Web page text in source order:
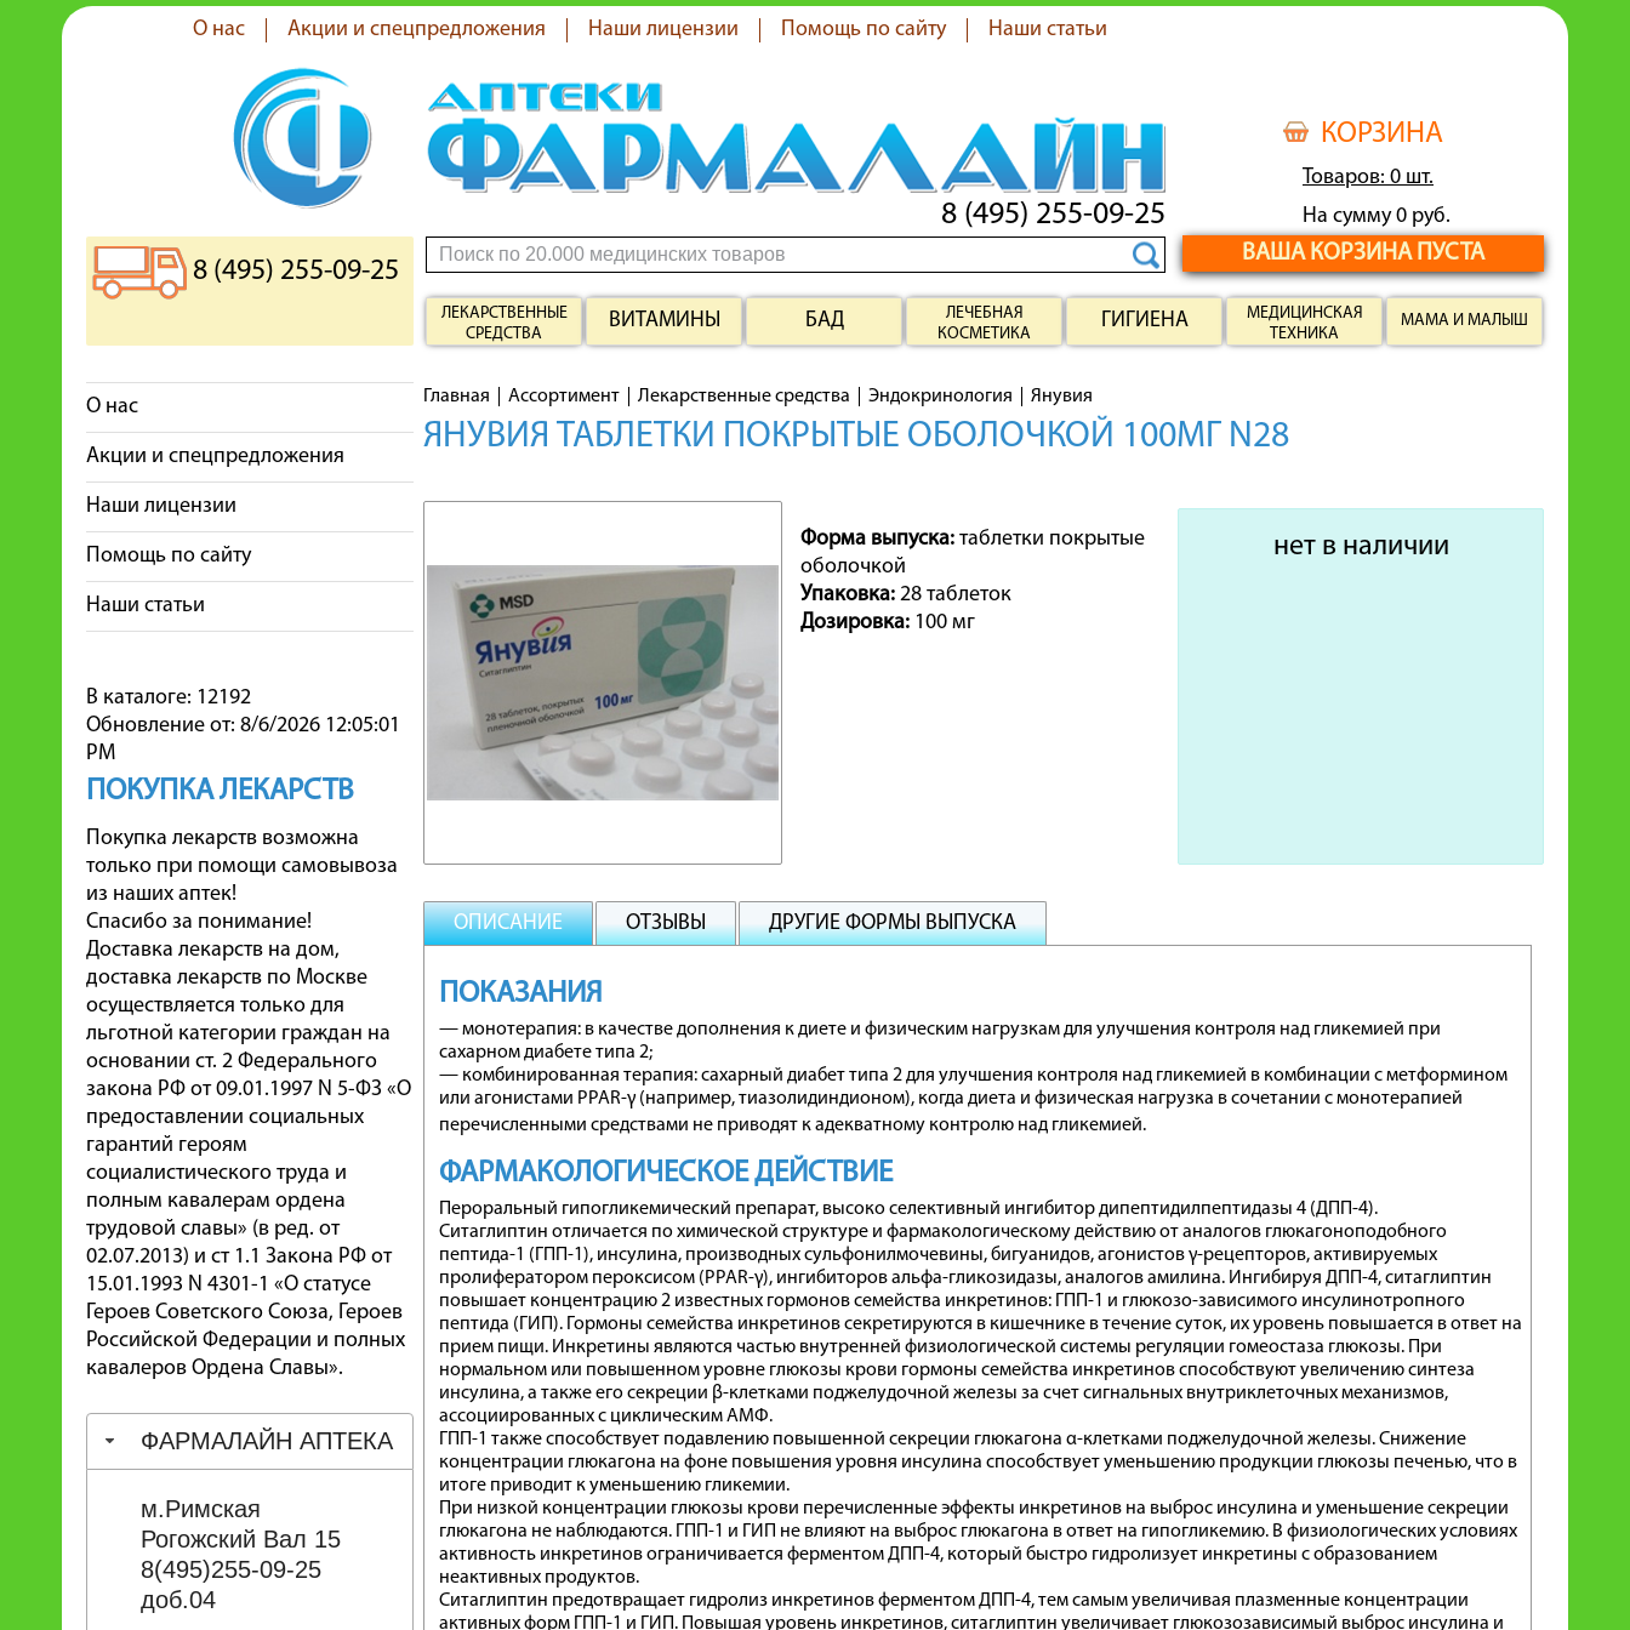
О нас Акции и спецпредложения Наши лицензии Помощь по сайту Наши статьи
КОРЗИНА
Товаров: 0 шт.
На сумму 0 руб.
ВАША КОРЗИНА ПУСТА
8 (495) 255-09-25
8 (495) 255-09-25
ЛЕКАРСТВЕННЫЕ
СРЕДСТВА
ВИТАМИНЫ БАД
ЛЕЧЕБНАЯ
КОСМЕТИКА
ГИГИЕНА
МЕДИЦИНСКАЯ
ТЕХНИКА
МАМА И МАЛЫШ
О нас
Акции и спецпредложения
Наши лицензии
Помощь по сайту
Наши статьи
В каталоге: 12192
Обновление от: 8/6/2026 12:05:01
PM
ПОКУПКА ЛЕКАРСТВ
Покупка лекарств возможна
только при помощи самовывоза
из наших аптек!
Спасибо за понимание!
Доставка лекарств на дом,
доставка лекарств по Москве
осуществляется только для
льготной категории граждан на
основании ст. 2 Федерального
закона РФ от 09.01.1997 N 5-ФЗ «О
предоставлении социальных
гарантий героям
социалистического труда и
полным кавалерам ордена
трудовой славы» (в ред. от
02.07.2013) и ст 1.1 Закона РФ от
15.01.1993 N 4301-1 «О статусе
Героев Советского Союза, Героев
Российской Федерации и полных
кавалеров Ордена Славы».
ФАРМАЛАЙН АПТЕКА
м.Римская
Рогожский Вал 15
8(495)255-09-25
доб.04
Главная Ассортимент Лекарственные средства Эндокринология Янувия
ЯНУВИЯ ТАБЛЕТКИ ПОКРЫТЫЕ ОБОЛОЧКОЙ 100МГ N28
Форма выпуска: таблетки покрытые
оболочкой
Упаковка: 28 таблеток
Дозировка: 100 мг
нет в наличии
ОПИСАНИЕ ОТЗЫВЫ ДРУГИЕ ФОРМЫ ВЫПУСКА
ПОКАЗАНИЯ
— монотерапия: в качестве дополнения к диете и физическим нагрузкам для улучшения контроля над гликемией при
сахарном диабете типа 2;
— комбинированная терапия: сахарный диабет типа 2 для улучшения контроля над гликемией в комбинации с метформином
или агонистами PPAR-γ (например, тиазолидиндионом), когда диета и физическая нагрузка в сочетании с монотерапией
перечисленными средствами не приводят к адекватному контролю над гликемией.
ФАРМАКОЛОГИЧЕСКОЕ ДЕЙСТВИЕ
Пероральный гипогликемический препарат, высоко селективный ингибитор дипептидилпептидазы 4 (ДПП-4).
Ситаглиптин отличается по химической структуре и фармакологическому действию от аналогов глюкагоноподобного
пептида-1 (ГПП-1), инсулина, производных сульфонилмочевины, бигуанидов, агонистов γ-рецепторов, активируемых
пролифератором пероксисом (PPAR-γ), ингибиторов альфа-гликозидазы, аналогов амилина. Ингибируя ДПП-4, ситаглиптин
повышает концентрацию 2 известных гормонов семейства инкретинов: ГПП-1 и глюкозо-зависимого инсулинотропного
пептида (ГИП). Гормоны семейства инкретинов секретируются в кишечнике в течение суток, их уровень повышается в ответ на
прием пищи. Инкретины являются частью внутренней физиологической системы регуляции гомеостаза глюкозы. При
нормальном или повышенном уровне глюкозы крови гормоны семейства инкретинов способствуют увеличению синтеза
инсулина, а также его секреции β-клетками поджелудочной железы за счет сигнальных внутриклеточных механизмов,
ассоциированных с циклическим АМФ.
ГПП-1 также способствует подавлению повышенной секреции глюкагона α-клетками поджелудочной железы. Снижение
концентрации глюкагона на фоне повышения уровня инсулина способствует уменьшению продукции глюкозы печенью, что в
итоге приводит к уменьшению гликемии.
При низкой концентрации глюкозы крови перечисленные эффекты инкретинов на выброс инсулина и уменьшение секреции
глюкагона не наблюдаются. ГПП-1 и ГИП не влияют на выброс глюкагона в ответ на гипогликемию. В физиологических условиях
активность инкретинов ограничивается ферментом ДПП-4, который быстро гидролизует инкретины с образованием
неактивных продуктов.
Ситаглиптин предотвращает гидролиз инкретинов ферментом ДПП-4, тем самым увеличивая плазменные концентрации
активных форм ГПП-1 и ГИП. Повышая уровень инкретинов, ситаглиптин увеличивает глюкозозависимый выброс инсулина и